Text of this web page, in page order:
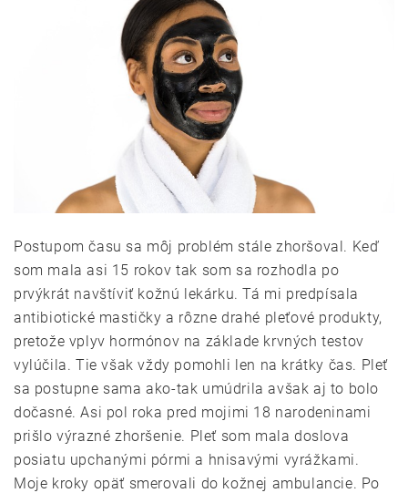
Postupom času sa môj problém stále zhoršoval. Keď
som mala asi 15 rokov tak som sa rozhodla po
prvýkrát navštíviť kožnú lekárku. Tá mi predpísala
antibiotické mastičky a rôzne drahé pleťové produkty,
pretože vplyv hormónov na základe krvných testov
vylúčila. Tie však vždy pomohli len na krátky čas. Pleť
sa postupne sama ako-tak umúdrila avšak aj to bolo
dočasné. Asi pol roka pred mojimi 18 narodeninami
prišlo výrazné zhoršenie. Pleť som mala doslova
posiatu upchanými pórmi a hnisavými vyrážkami.
Moje kroky opäť smerovali do kožnej ambulancie. Po